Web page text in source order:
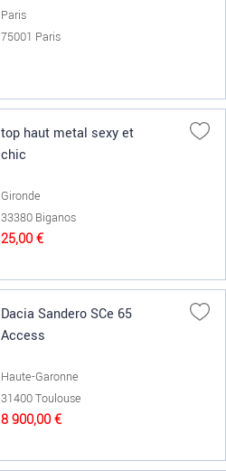
Paris
75001 Paris
top haut metal sexy et
chic
Gironde
33380 Biganos
25,00 €
Dacia Sandero SCe 65
Access
Haute-Garonne
31400 Toulouse
8 900,00 €